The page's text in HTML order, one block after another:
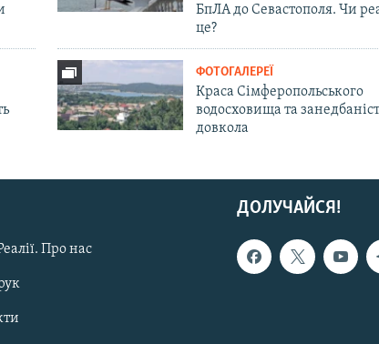
БпЛА до Севастополя. Чи
це?
ФОТОГАЛЕРЕЇ
Краса Сімферопольського
водосховища та
довкола
ДОЛУЧАЙСЯ!
Про нас